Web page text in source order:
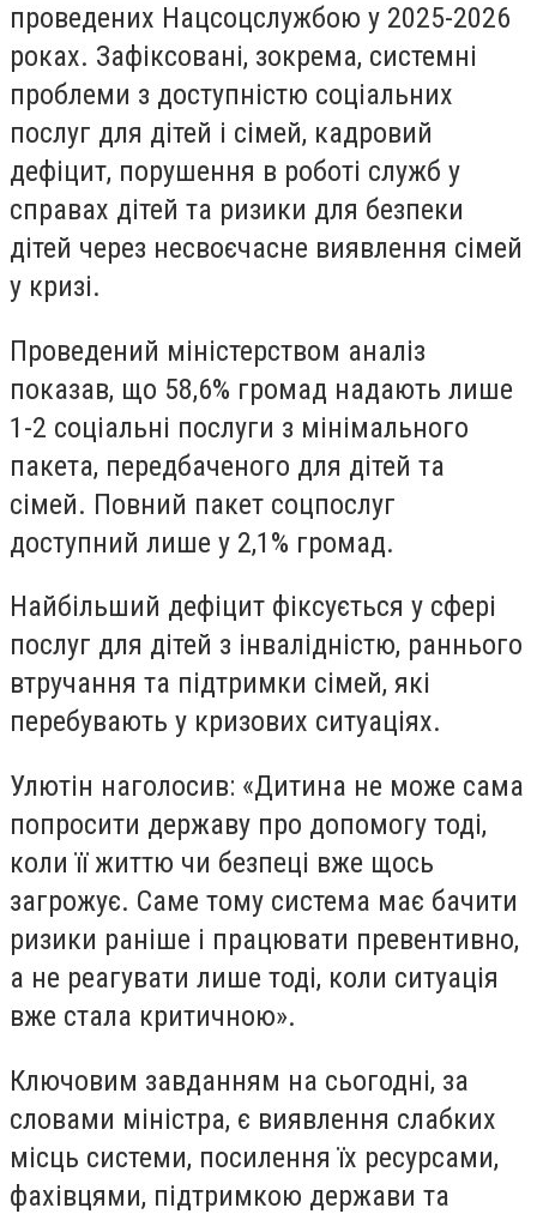
проведених Нацсоцслужбою у 2025-2026
роках. Зафіксовані, зокрема, системні
проблеми з доступністю соціальних
послуг для дітей і сімей, кадровий
дефіцит, порушення в роботі служб у
справах дітей та ризики для безпеки
дітей через несвоєчасне виявлення сімей
у кризі.
Проведений міністерством аналіз
показав, що 58,6% громад надають лише
1-2 соціальні послуги з мінімального
пакета, передбаченого для дітей та
сімей. Повний пакет соцпослуг
доступний лише у 2,1% громад.
Найбільший дефіцит фіксується у сфері
послуг для дітей з інвалідністю, раннього
втручання та підтримки сімей, які
перебувають у кризових ситуаціях.
Улютін наголосив: «Дитина не може сама
попросити державу про допомогу тоді,
коли її життю чи безпеці вже щось
загрожує. Саме тому система має бачити
ризики раніше і працювати превентивно,
а не реагувати лише тоді, коли ситуація
вже стала критичною».
Ключовим завданням на сьогодні, за
словами міністра, є виявлення слабких
місць системи, посилення їх ресурсами,
фахівцями, підтримкою держави та